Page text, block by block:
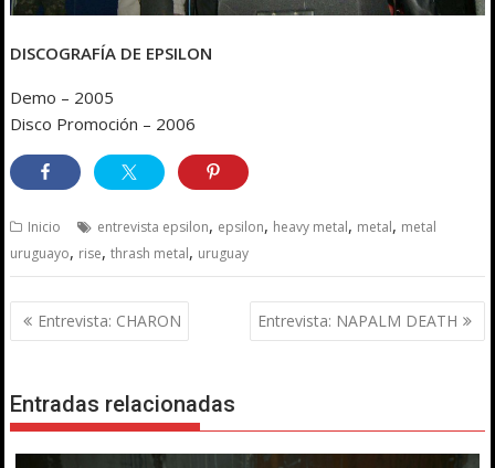
DISCOGRAFÍA DE EPSILON
Demo – 2005
Disco Promoción – 2006
Inicio entrevista epsilon, epsilon, heavy metal, metal, metal
uruguayo, rise,thrash metal, uruguay
Navegación
de
Entrevista: CHARON Entrevista: NAPALM DEATH
Entradas relacionadas